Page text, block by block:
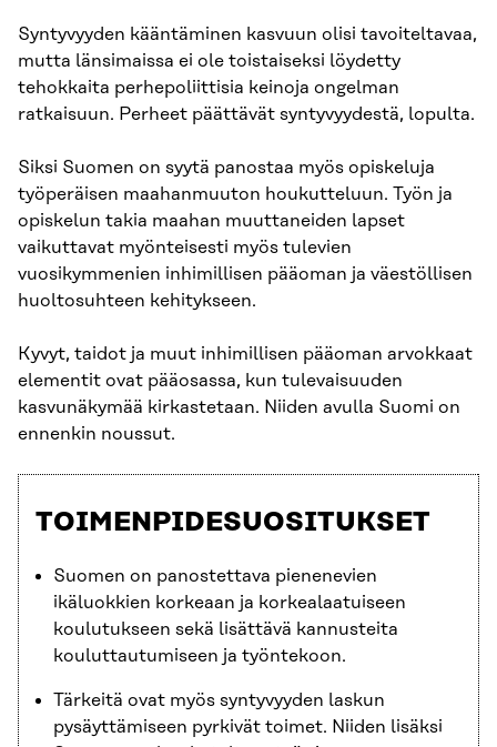
Syntyvyyden kääntäminen kasvuun olisi tavoiteltavaa,
mutta länsimaissa ei ole toistaiseksi löydetty
tehokkaita perhepoliittisia keinoja ongelman
ratkaisuun. Perheet päättävät syntyvyydestä, lopulta.
Siksi Suomen on syytä panostaa myös opiskeluja
työperäisen maahanmuuton houkutteluun. Työn ja
opiskelun takia maahan muuttaneiden lapset
vaikuttavat myönteisesti myös tulevien
vuosikymmenien inhimillisen pääoman ja väestöllisen
huoltosuhteen kehitykseen.
Kyvyt, taidot ja muut inhimillisen pääoman arvokkaat
elementit ovat pääosassa, kun tulevaisuuden
kasvunäkymää kirkastetaan. Niiden avulla Suomi on
ennenkin noussut.
TOIMENPIDESUOSITUKSET
Suomen on panostettava pienenevien
ikäluokkien korkeaan ja korkealaatuiseen
koulutukseen sekä lisättävä kannusteita
kouluttautumiseen ja työntekoon.
Tärkeitä ovat myös syntyvyyden laskun
pysäyttämiseen pyrkivät toimet. Niiden lisäksi